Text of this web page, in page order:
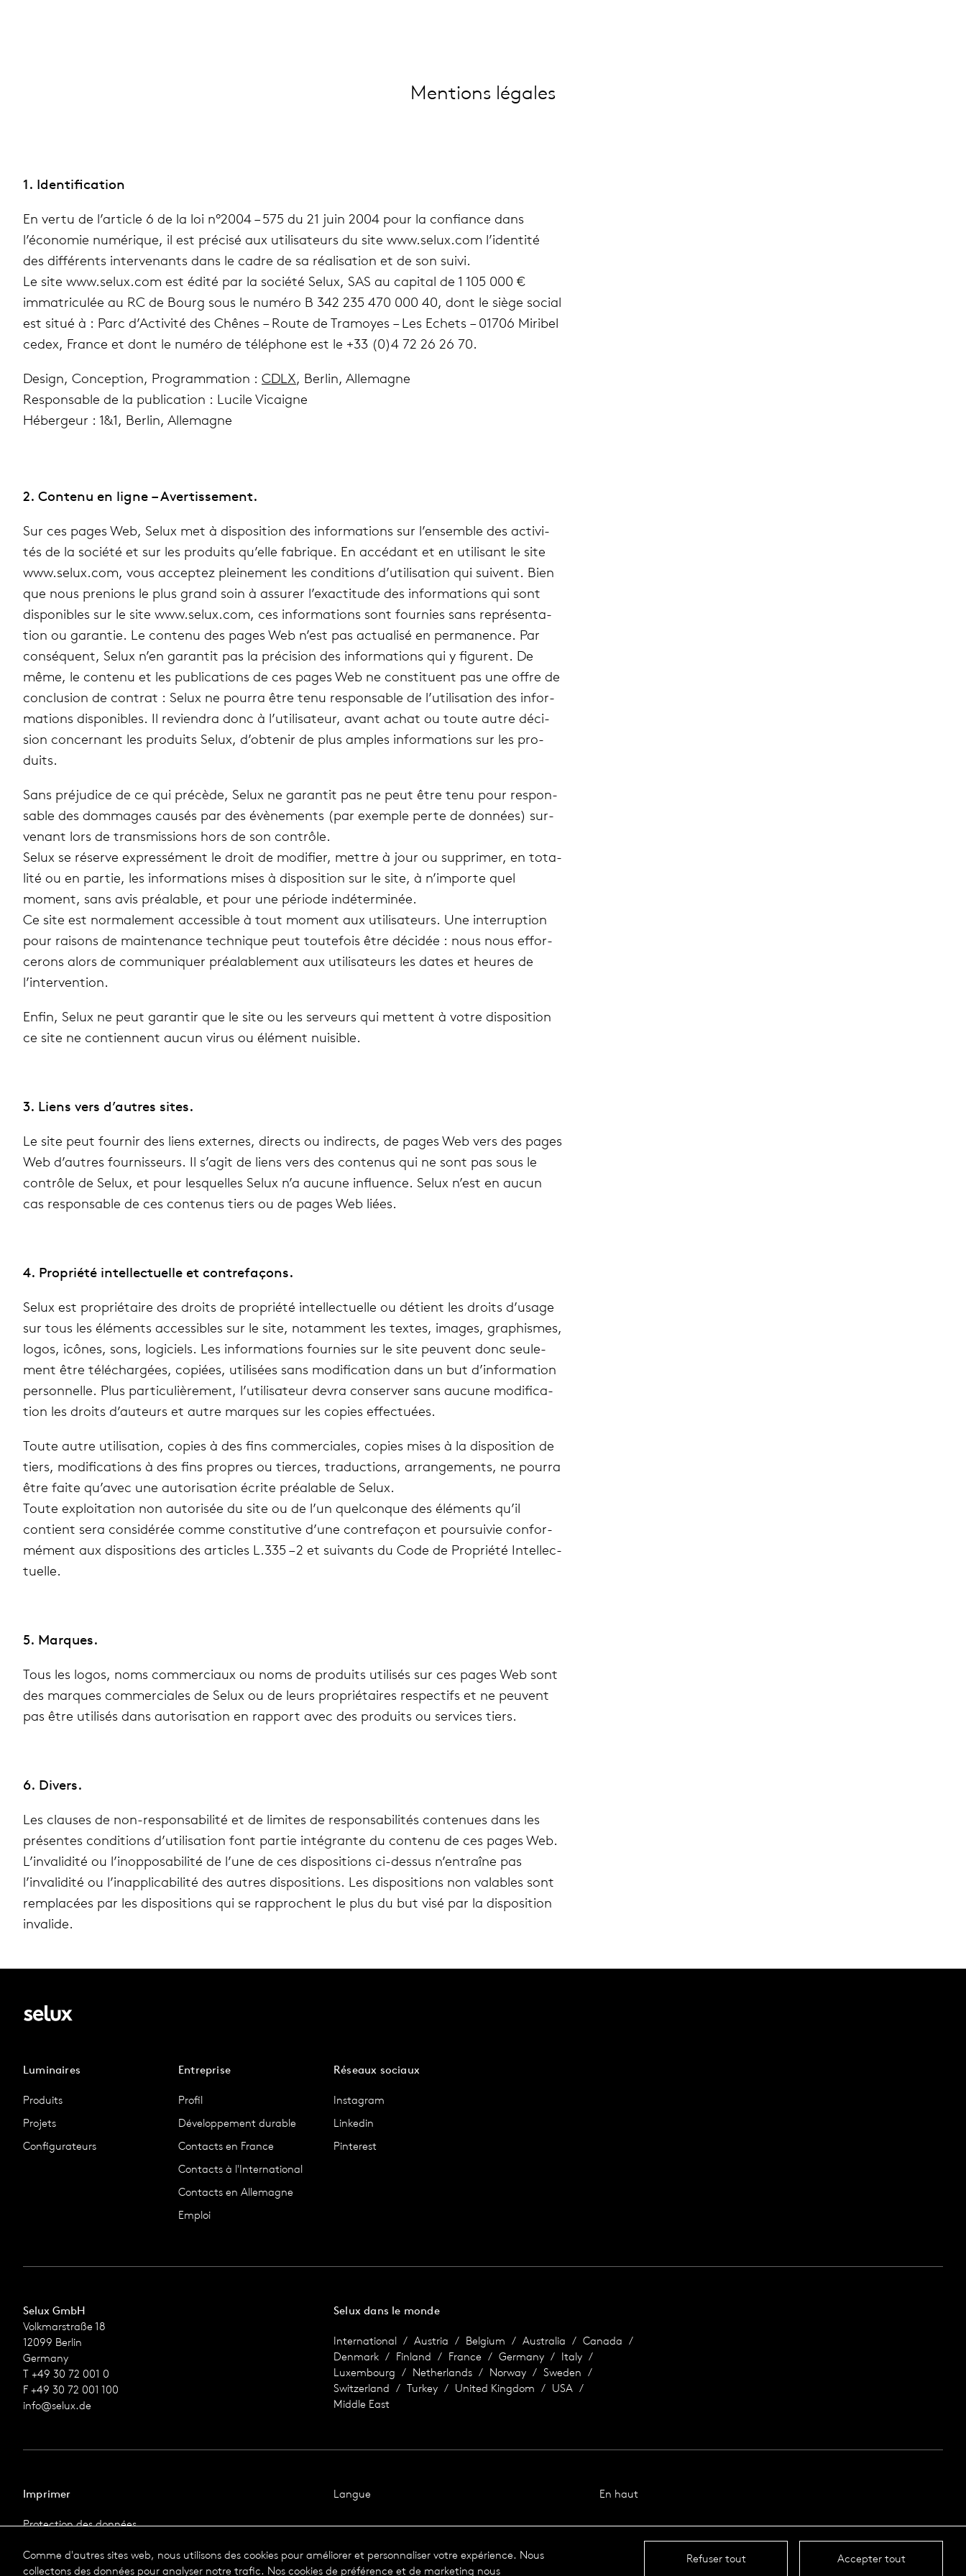
Men­tions légales
1. Iden­ti­fi­ca­tion
En vertu de l’article 6 de la loi n°2004 – 575 du 21 juin 2004 pour la confiance dans
l’économie numé­rique, il est pré­cisé aux uti­li­sa­teurs du site www​.selux​.com l’identité
des dif­fé­rents inter­ve­nants dans le cadre de sa réa­li­sa­tion et de son suivi.
Le site www​.selux​.com est édité par la société Selux, SAS au capi­tal de 1 105 000 €
imma­tri­cu­lée au RC de Bourg sous le numéro B 342 235 470 000 40, dont le siège social
est situé à : Parc d’Activité des Chênes – Route de Tra­moyes – Les Echets – 01706 Miri­bel
cedex, France et dont le numéro de télé­phone est le +33 (0)4 72 26 26 70.
Design, Concep­tion, Programmation : CDLX, Berlin, Alle­magne
Res­pon­sable de la publi­ca­tion : Lucile Vicaigne
Héber­geur : 1&1, Berlin, Alle­magne
2. Contenu en ligne – Aver­tis­se­ment.
Sur ces pages Web, Selux met à dis­po­si­tion des infor­ma­tions sur l’ensemble des acti­vi­
tés de la société et sur les pro­duits qu’elle fabrique. En accé­dant et en uti­li­sant le site
www​.selux​.com, vous accep­tez plei­ne­ment les condi­tions d’utilisation qui suivent. Bien
que nous pre­nions le plus grand soin à assu­rer l’exactitude des infor­ma­tions qui sont
dis­po­nibles sur le site www​.selux​.com, ces infor­ma­tions sont four­nies sans repré­sen­ta­
tion ou garan­tie. Le contenu des pages Web n’est pas actua­lisé en per­ma­nence. Par
consé­quent, Selux n’en garan­tit pas la pré­ci­sion des infor­ma­tions qui y figurent. De
même, le contenu et les publi­ca­tions de ces pages Web ne consti­tuent pas une offre de
conclu­sion de contrat : Selux ne pourra être tenu res­pon­sable de l’utilisation des infor­
ma­tions dis­po­nibles. Il revien­dra donc à l’utilisateur, avant achat ou toute autre déci­
sion concer­nant les pro­duits Selux, d’obtenir de plus amples infor­ma­tions sur les pro­
duits.
Sans pré­ju­dice de ce qui pré­cède, Selux ne garan­tit pas ne peut être tenu pour res­pon­
sable des dom­mages causés par des évè­ne­ments (par exemple perte de don­nées) sur­
ve­nant lors de trans­mis­sions hors de son contrôle.
Selux se réserve expres­sé­ment le droit de modi­fier, mettre à jour ou sup­pri­mer, en tota­
lité ou en partie, les infor­ma­tions mises à dis­po­si­tion sur le site, à n’importe quel
moment, sans avis préa­lable, et pour une période indé­ter­mi­née.
Ce site est nor­ma­le­ment acces­sible à tout moment aux uti­li­sa­teurs. Une inter­rup­tion
pour rai­sons de main­te­nance tech­nique peut tou­te­fois être déci­dée : nous nous effor­
ce­rons alors de com­mu­ni­quer préa­la­ble­ment aux uti­li­sa­teurs les dates et heures de
l’intervention.
Enfin, Selux ne peut garan­tir que le site ou les ser­veurs qui mettent à votre dis­po­si­tion
ce site ne contiennent aucun virus ou élé­ment nui­sible.
3. Liens vers d’autres sites.
Le site peut four­nir des liens externes, directs ou indi­rects, de pages Web vers des pages
Web d’autres four­nis­seurs. Il s’agit de liens vers des conte­nus qui ne sont pas sous le
contrôle de Selux, et pour les­quelles Selux n’a aucune influence. Selux n’est en aucun
cas res­pon­sable de ces conte­nus tiers ou de pages Web liées.
4. Pro­priété intel­lec­tuelle et contre­fa­çons.
Selux est pro­prié­taire des droits de pro­priété intel­lec­tuelle ou détient les droits d’usage
sur tous les élé­ments acces­sibles sur le site, notam­ment les textes, images, gra­phismes,
logos, icônes, sons, logi­ciels. Les infor­ma­tions four­nies sur le site peuvent donc seule­
ment être télé­char­gées, copiées, uti­li­sées sans modi­fi­ca­tion dans un but d’information
per­son­nelle. Plus par­ti­cu­liè­re­ment, l’utilisateur devra conser­ver sans aucune modi­fi­ca­
tion les droits d’auteurs et autre marques sur les copies effec­tuées.
Toute autre uti­li­sa­tion, copies à des fins com­mer­ciales, copies mises à la dis­po­si­tion de
tiers, modi­fi­ca­tions à des fins propres ou tierces, tra­duc­tions, arran­ge­ments, ne pourra
être faite qu’avec une auto­ri­sa­tion écrite préa­lable de Selux.
Toute exploi­ta­tion non auto­ri­sée du site ou de l’un quel­conque des élé­ments qu’il
contient sera consi­dé­rée comme consti­tu­tive d’une contre­fa­çon et pour­sui­vie confor­
mé­ment aux dis­po­si­tions des articles L.335 – 2 et sui­vants du Code de Pro­priété Intel­lec­
tuelle.
5. Marques.
Tous les logos, noms com­mer­ciaux ou noms de pro­duits uti­li­sés sur ces pages Web sont
des marques com­mer­ciales de Selux ou de leurs pro­prié­taires res­pec­tifs et ne peuvent
pas être uti­li­sés dans auto­ri­sa­tion en rap­port avec des pro­duits ou ser­vices tiers.
6. Divers.
Les clauses de non-res­pon­sa­bi­lité et de limites de res­pon­sa­bi­li­tés conte­nues dans les
pré­sentes condi­tions d’utilisation font partie inté­grante du contenu de ces pages Web.
L’invalidité ou l’inopposabilité de l’une de ces dis­po­si­tions ci-dessus n’entraîne pas
l’invalidité ou l’inapplicabilité des autres dis­po­si­tions. Les dis­po­si­tions non valables sont
rem­pla­cées par les dis­po­si­tions qui se rap­prochent le plus du but visé par la dis­po­si­tion
inva­lide.
Luminaires
Produits
Projets
Configurateurs
Entreprise
Profil
Développement durable
Contacts en France
Contacts à l'International
Contacts en Allemagne
Emploi
Réseaux sociaux
Instagram
Linkedin
Pinterest
Selux GmbH
Volkmarstraße 18
12099 Berlin
Germany
T +49 30 72 001 0
F +49 30 72 001 100
info@selux.de
Selux dans le monde
International Austria Belgium Australia
Canada
Denmark
Finland France Germany
Italy
Luxembourg
Netherlands Norway
Sweden
Switzerland
Turkey United Kingdom
USA
Middle East
Imprimer
Protection des données
Conditions Générales de Vente
© 2026 Selux
Langue En haut
Comme d'autres sites web, nous utilisons des cookies pour améliorer et personnaliser votre expérience. Nous
collectons des données pour analyser notre trafic. Nos cookies de préférence et de marketing nous
Refuser tout Accepter tout